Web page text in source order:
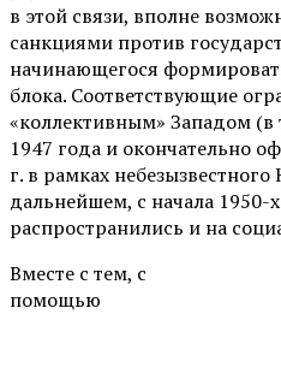
в этой связи, вполне
санкциями против
начинающегося
блока. Соответствующие
«коллективным» Западом
1947 года и окончательно
г. в рамках
дальнейшем, с начала 1950-
распространились и на
Вместе с тем, с
помощью